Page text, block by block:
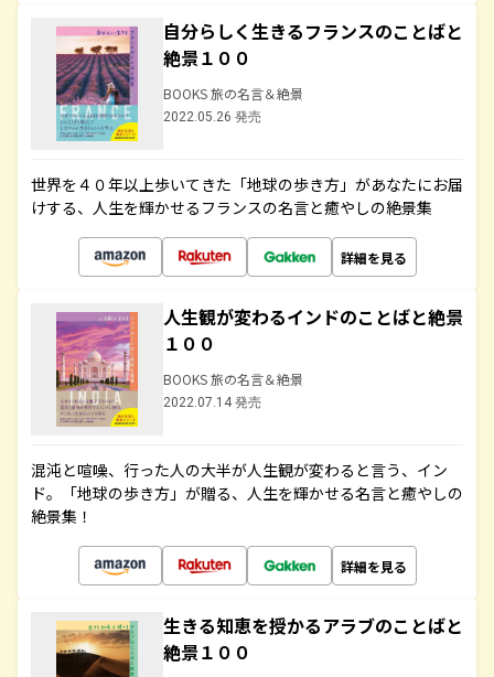
自分らしく生きるフランスのことばと
絶景１００
BOOKS 旅の名言＆絶景
2022.05.26 発売
世界を４０年以上歩いてきた「地球の歩き方」があなたにお届
けする、人生を輝かせるフランスの名言と癒やしの絶景集
詳細を見る
人生観が変わるインドのことばと絶景
１００
BOOKS 旅の名言＆絶景
2022.07.14 発売
混沌と喧噪、行った人の大半が人生観が変わると言う、イン
ド。「地球の歩き方」が贈る、人生を輝かせる名言と癒やしの
絶景集！
詳細を見る
生きる知恵を授かるアラブのことばと
絶景１００